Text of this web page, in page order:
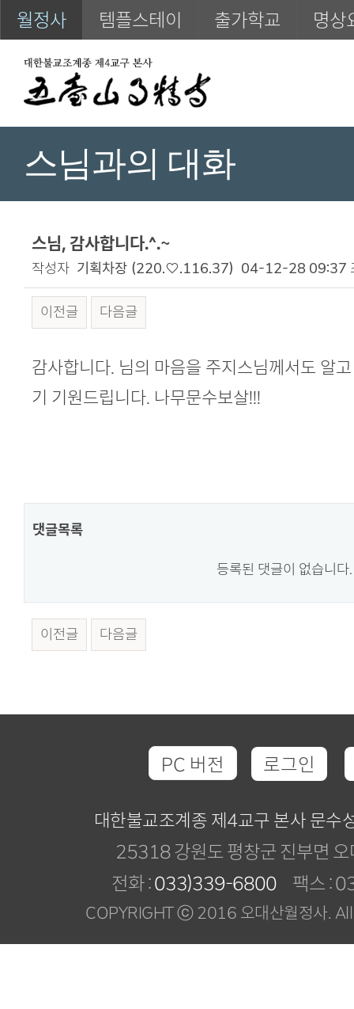
월정사 템플스테이 출가학교 명상
스님과의 대화
스님, 감사합니다.^.~
작성자 기획차장 (220.♡.116.37) 04-12-28 09:37
이전글 다음글
본문
감사합니다. 님의 마음을 주지스님께서도 알
기 기원드립니다. 나무문수보살!!!
댓글목록
등록된 댓글이 없습니다.
이전글 다음글
PC 버전 로그인
대한불교조계종 제4교구 본사 문수
25318 강원도 평창군 진부면
전화 :033)339-6800 팩스 :
COPYRIGHT ⓒ 2016 오대산월정사.